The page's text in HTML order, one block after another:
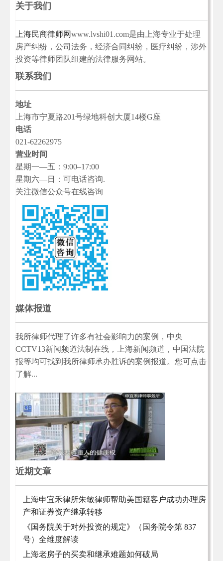
关于我们
上海民商律师网www.lvshi01.com是由上海专业于处理
房产纠纷，公司法务，经济合同纠纷，医疗纠纷，涉外
投资等律师团队组建的法律服务网站。
联系我们
地址
上海市宁夏路201号绿地科创大厦14楼G座
电话
021-62262975
营业时间
星期一—五：9:00–17:00
星期六—日：可电话咨询.
关注微信公众号在线咨询
媒体报道
我所律师代理了许多有社会影响力的案例，中央
CCTV13新闻频道法制在线，上海新闻频道，中国法院
报等均可找到我所律师承办胜诉的案例报道。您可点击
了解...
近期文章
上海申宜禾律所朱敏律师帮助美国籍客户成功办理房
产和证券资产继承转移
《国务院关于对外投资的规定》（国务院令第 837
号）全维度解读
上海老房子的买卖和继承难题如何破局